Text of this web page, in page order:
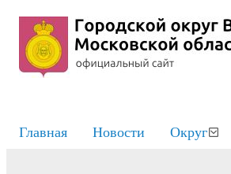
Главная Новости Округ